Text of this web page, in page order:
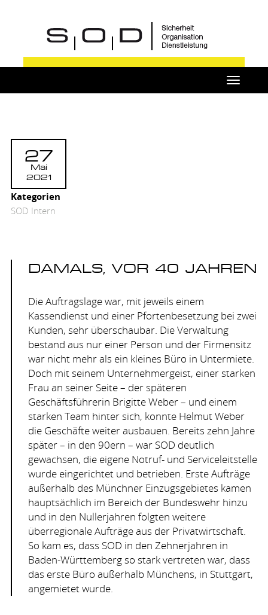
Toggle
27
Mai
2021
Kategorien
SOD Intern
DAMALS, VOR 40 JAHREN
Die Auftragslage war, mit jeweils einem
Kassendienst und einer Pfortenbesetzung bei zwei
Kunden, sehr überschaubar. Die Verwaltung
bestand aus nur einer Person und der Firmensitz
war nicht mehr als ein kleines Büro in Untermiete.
Doch mit seinem Unternehmergeist, einer starken
Frau an seiner Seite – der späteren
Geschäftsführerin Brigitte Weber – und einem
starken Team hinter sich, konnte Helmut Weber
die Geschäfte weiter ausbauen. Bereits zehn Jahre
später – in den 90ern – war SOD deutlich
gewachsen, die eigene Notruf- und Serviceleitstelle
wurde eingerichtet und betrieben. Erste Aufträge
außerhalb des Münchner Einzugsgebietes kamen
hauptsächlich im Bereich der Bundeswehr hinzu
und in den Nullerjahren folgten weitere
überregionale Aufträge aus der Privatwirtschaft.
So kam es, dass SOD in den Zehnerjahren in
Baden-Württemberg so stark vertreten war, dass
das erste Büro außerhalb Münchens, in Stuttgart,
angemietet wurde.